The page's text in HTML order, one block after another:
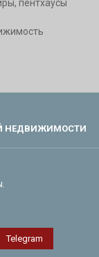
пентхаусы
НЕДВИЖИМОСТИ
Telegram